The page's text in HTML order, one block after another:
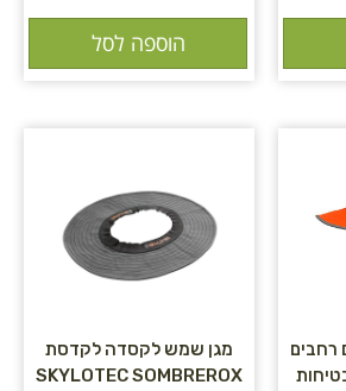
הוספה לסל
רחבים
מגן שמש לקסדה לקדסת
SKYLOTEC SOMBREROX